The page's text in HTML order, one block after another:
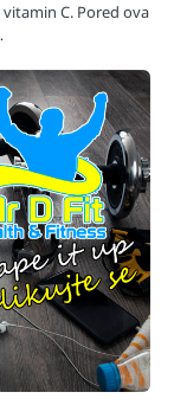
C. Pored ova